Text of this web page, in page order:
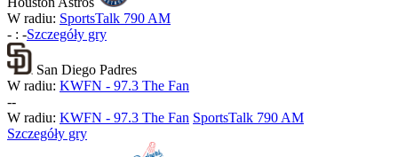
W radiu: SportsTalk 790 AM
- : -Szczegóły gry
San Diego Padres
W radiu: KWFN - 97.3 The Fan
--
W radiu: KWFN - 97.3 The Fan SportsTalk 790 AM
Szczegóły gry